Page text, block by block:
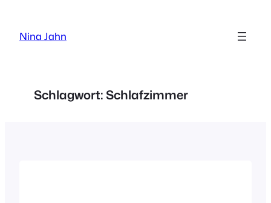
springen
Nina Jahn
Schlagwort: Schlafzimmer